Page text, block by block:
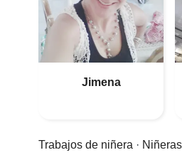
Jimena
Trabajos de niñera · Niñeras